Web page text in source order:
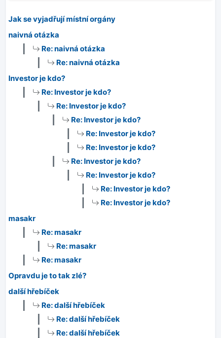
Jak se vyjadřují místní orgány
naivná otázka
Re: naivná otázka
Re: naivná otázka
Investor je kdo?
Re: Investor je kdo?
Re: Investor je kdo?
Re: Investor je kdo?
Re: Investor je kdo?
Re: Investor je kdo?
Re: Investor je kdo?
Re: Investor je kdo?
Re: Investor je kdo?
Re: Investor je kdo?
masakr
Re: masakr
Re: masakr
Re: masakr
Opravdu je to tak zlé?
další hřebíček
Re: další hřebíček
Re: další hřebíček
Re: další hřebíček